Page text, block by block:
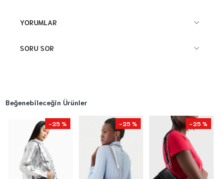
YORUMLAR
SORU SOR
Beğenebileceğin Ürünler
-25 % -25 % -25 %